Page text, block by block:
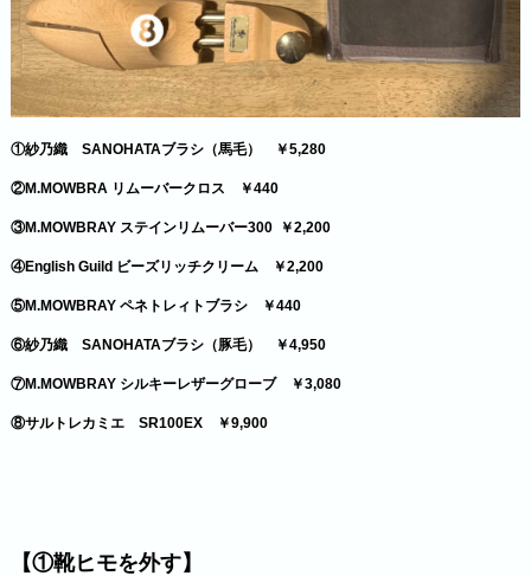
①紗乃織 SANOHATAブラシ（馬毛） ￥5,280
②M.MOWBRA リムーバークロス ￥440
③M.MOWBRAY ステインリムーバー300 ￥2,200
④English Guild ビーズリッチクリーム ￥2,200
⑤M.MOWBRAY ペネトレィトブラシ ￥440
⑥紗乃織 SANOHATAブラシ（豚毛） ￥4,950
⑦M.MOWBRAY シルキーレザーグローブ ￥3,080
⑧サルトレカミエ SR100EX ￥9,900
【①靴ヒモを外す】